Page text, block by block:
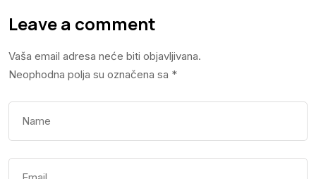
Leave a comment
Vaša email adresa neće biti objavljivana.
Neophodna polja su označena sa *